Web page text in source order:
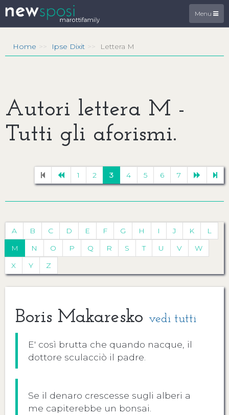
Menu
Home Ipse Dixit Lettera M
Autori lettera M -
Tutti gli aforismi.
1 2 3 4 5 6 7
A B C D E F G H I J K
L
M
N O P Q R S T U V
W
X
Y Z
Boris Makaresko vedi tutti
E' così brutta che quando nacque, il
dottore sculacciò il padre.
Se il denaro crescesse sugli alberi a
me capiterebbe un bonsai.